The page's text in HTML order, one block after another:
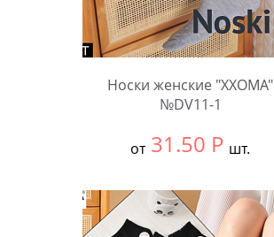
Носки женские "XXOMA"
№DV11-1
от 31.50 Р шт.
В упаковке:
10 шт.